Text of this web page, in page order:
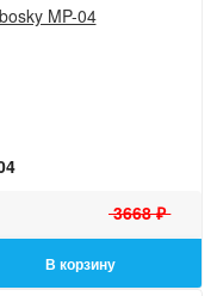
3668 ₽
В корзину